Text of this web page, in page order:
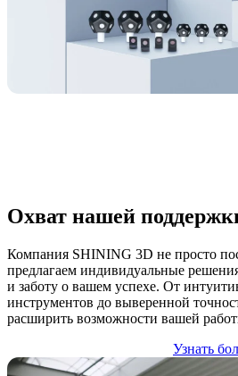
Охват нашей
Компания SHINING 3D не просто
предлагаем индивидуальные
и заботу о вашем успехе. От
инструментов до выверенной
расширить возможности вашей
Узнать